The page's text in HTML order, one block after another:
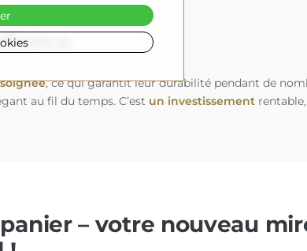
, ce qui garantit leur durabilité pendant de
au fil du temps. C’est un investissement
– votre nouveau